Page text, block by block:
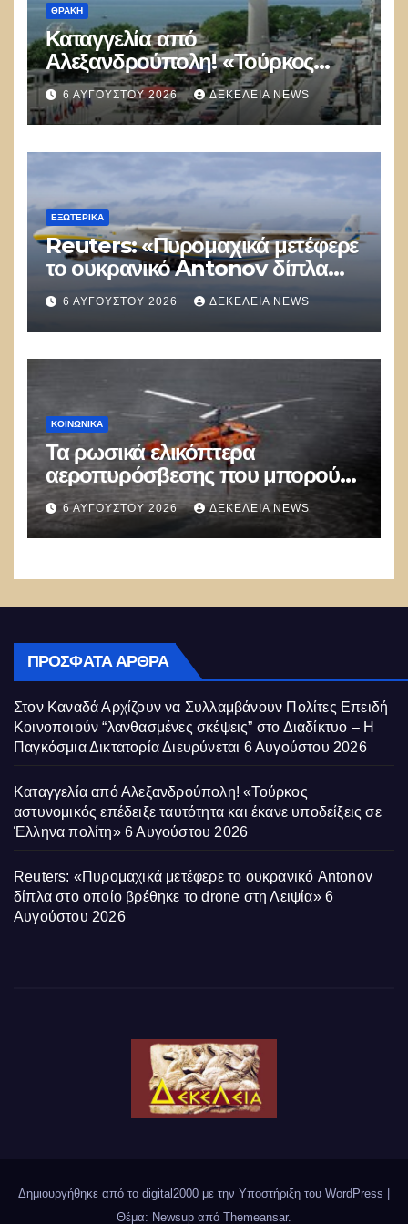
ΘΡΆΚΗ
Καταγγελία από
Αλεξανδρούπολη! «Τούρκος
αστυνομικός επέδειξε ταυτότητα
και έκανε υποδείξεις σε Έλληνα
πολίτη»
6 ΑΥΓΟΎΣΤΟΥ 2026 ΔΕΚΈΛΕΙΑ NEWS
ΕΞΩΤΕΡΙΚΑ
Reuters: «Πυρομαχικά μετέφερε
το ουκρανικό Antonov δίπλα
στο οποίο βρέθηκε το drone στη
Λειψία»
6 ΑΥΓΟΎΣΤΟΥ 2026 ΔΕΚΈΛΕΙΑ NEWS
ΚΟΙΝΩΝΙΚΑ
Τα ρωσικά ελικόπτερα
αεροπυρόσβεσης που μπορούν
να ρίχνουν 5 τόνους νερού με 8
μποφόρ
6 ΑΥΓΟΎΣΤΟΥ 2026 ΔΕΚΈΛΕΙΑ NEWS
ΠΡΌΣΦΑΤΑ ΆΡΘΡΑ
Στον Καναδά Αρχίζουν να Συλλαμβάνουν Πολίτες Επειδή
Κοινοποιούν “λανθασμένες σκέψεις” στο Διαδίκτυο – Η
Παγκόσμια Δικτατορία Διευρύνεται 6 Αυγούστου 2026
Καταγγελία από Αλεξανδρούπολη! «Τούρκος
αστυνομικός επέδειξε ταυτότητα και έκανε υποδείξεις σε
Έλληνα πολίτη» 6 Αυγούστου 2026
Reuters: «Πυρομαχικά μετέφερε το ουκρανικό Antonov
δίπλα στο οποίο βρέθηκε το drone στη Λειψία» 6
Αυγούστου 2026
Δημιουργήθηκε από το digital2000 με την Υποστήριξη του WordPress
Θέμα: Newsup από Themeansar.